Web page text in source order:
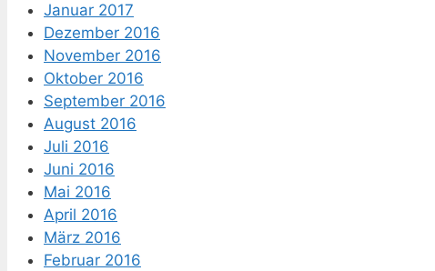
Januar 2017
Dezember 2016
November 2016
Oktober 2016
September 2016
August 2016
Juli 2016
Juni 2016
Mai 2016
April 2016
März 2016
Februar 2016